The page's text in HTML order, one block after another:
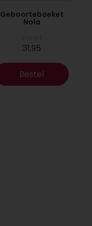
Geboorteboeket
Nola
31,95
Bestel